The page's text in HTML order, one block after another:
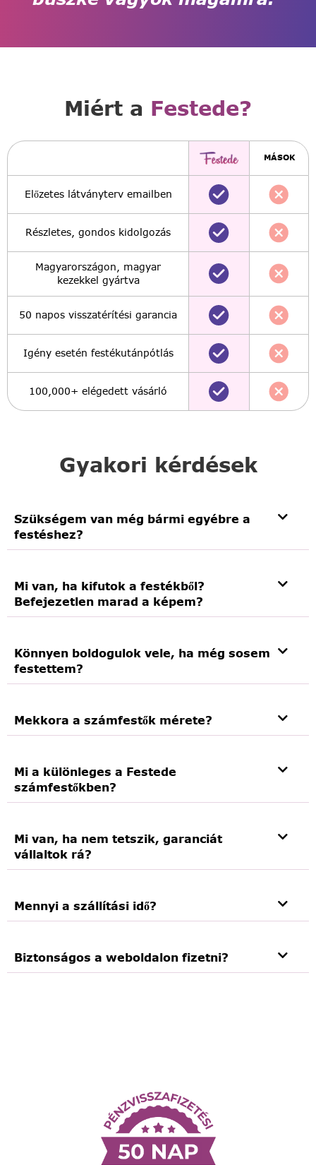
Gyakori kérdések
Szükségem van még bármi egyébre a
festéshez?
Mi van, ha kifutok a festékből?
Befejezetlen marad a képem?
Könnyen boldogulok vele, ha még sosem
festettem?
Mekkora a számfestők mérete?
Mi a különleges a Festede
számfestőkben?
Mi van, ha nem tetszik, garanciát
vállaltok rá?
Mennyi a szállítási idő?
Biztonságos a weboldalon fizetni?
Miért a Festede?
MÁSOK
Előzetes látványterv emailben
Részletes, gondos kidolgozás
Magyarországon, magyar
kezekkel gyártva
50 napos visszatérítési garancia
Igény esetén festékutánpótlás
100,000+ elégedett vásárló